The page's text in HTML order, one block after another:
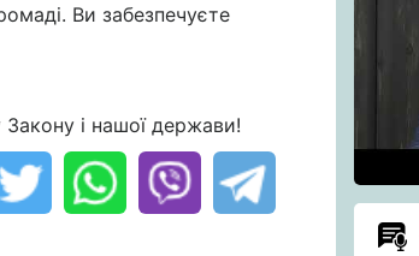
Ви забезпечуєте
Закону і нашої держави!